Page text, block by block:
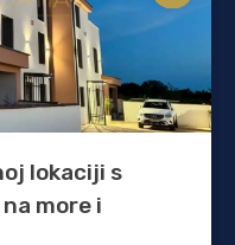
lokaciji s
more i